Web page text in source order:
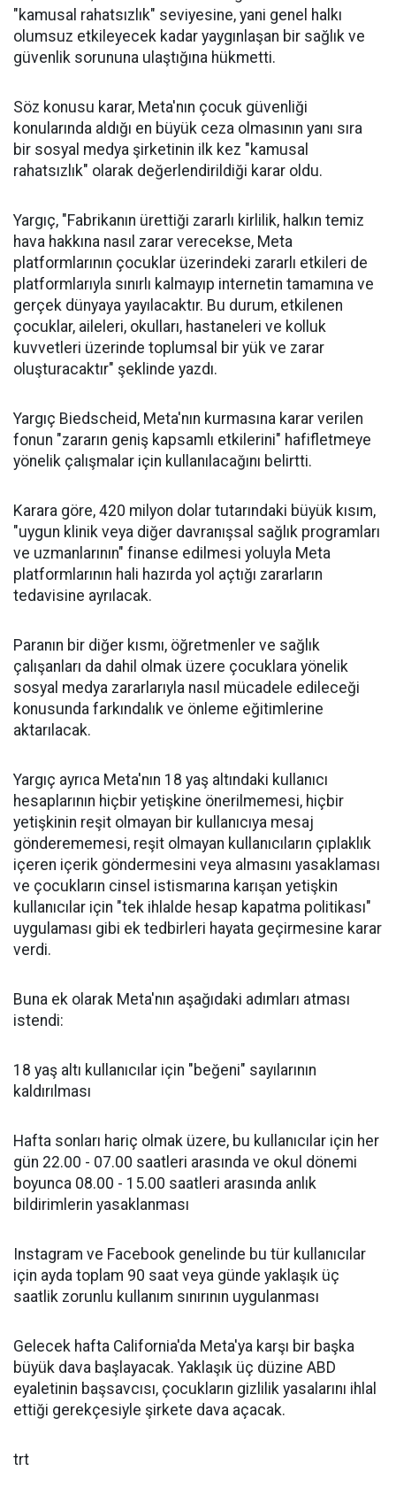
"kamusal rahatsızlık" seviyesine, yani genel halkı
olumsuz etkileyecek kadar yaygınlaşan bir sağlık ve
güvenlik sorununa ulaştığına hükmetti.
Söz konusu karar, Meta'nın çocuk güvenliği
konularında aldığı en büyük ceza olmasının yanı sıra
bir sosyal medya şirketinin ilk kez "kamusal
rahatsızlık" olarak değerlendirildiği karar oldu.
Yargıç, "Fabrikanın ürettiği zararlı kirlilik, halkın temiz
hava hakkına nasıl zarar verecekse, Meta
platformlarının çocuklar üzerindeki zararlı etkileri de
platformlarıyla sınırlı kalmayıp internetin tamamına ve
gerçek dünyaya yayılacaktır. Bu durum, etkilenen
çocuklar, aileleri, okulları, hastaneleri ve kolluk
kuvvetleri üzerinde toplumsal bir yük ve zarar
oluşturacaktır" şeklinde yazdı.
Yargıç Biedscheid, Meta'nın kurmasına karar verilen
fonun "zararın geniş kapsamlı etkilerini" hafifletmeye
yönelik çalışmalar için kullanılacağını belirtti.
Karara göre, 420 milyon dolar tutarındaki büyük kısım,
"uygun klinik veya diğer davranışsal sağlık programları
ve uzmanlarının" finanse edilmesi yoluyla Meta
platformlarının hali hazırda yol açtığı zararların
tedavisine ayrılacak.
Paranın bir diğer kısmı, öğretmenler ve sağlık
çalışanları da dahil olmak üzere çocuklara yönelik
sosyal medya zararlarıyla nasıl mücadele edileceği
konusunda farkındalık ve önleme eğitimlerine
aktarılacak.
Yargıç ayrıca Meta'nın 18 yaş altındaki kullanıcı
hesaplarının hiçbir yetişkine önerilmemesi, hiçbir
yetişkinin reşit olmayan bir kullanıcıya mesaj
gönderememesi, reşit olmayan kullanıcıların çıplaklık
içeren içerik göndermesini veya almasını yasaklaması
ve çocukların cinsel istismarına karışan yetişkin
kullanıcılar için "tek ihlalde hesap kapatma politikası"
uygulaması gibi ek tedbirleri hayata geçirmesine karar
verdi.
Buna ek olarak Meta'nın aşağıdaki adımları atması
istendi:
18 yaş altı kullanıcılar için "beğeni" sayılarının
kaldırılması
Hafta sonları hariç olmak üzere, bu kullanıcılar için her
gün 22.00 - 07.00 saatleri arasında ve okul dönemi
boyunca 08.00 - 15.00 saatleri arasında anlık
bildirimlerin yasaklanması
Instagram ve Facebook genelinde bu tür kullanıcılar
için ayda toplam 90 saat veya günde yaklaşık üç
saatlik zorunlu kullanım sınırının uygulanması
Gelecek hafta California'da Meta'ya karşı bir başka
büyük dava başlayacak. Yaklaşık üç düzine ABD
eyaletinin başsavcısı, çocukların gizlilik yasalarını ihlal
ettiği gerekçesiyle şirkete dava açacak.
trt